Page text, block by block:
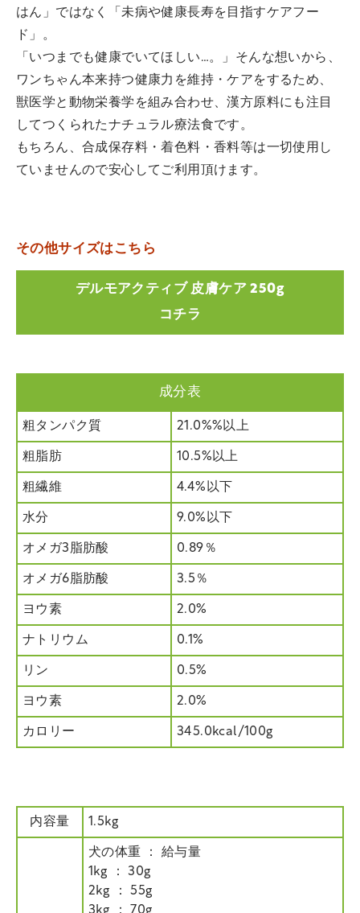
はん」ではなく「未病や健康長寿を目指すケアフー
ド」。
「いつまでも健康でいてほしい…。」そんな想いから、
ワンちゃん本来持つ健康力を維持・ケアをするため、
獣医学と動物栄養学を組み合わせ、漢方原料にも注目
してつくられたナチュラル療法食です。
もちろん、合成保存料・着色料・香料等は一切使用し
ていませんので安心してご利用頂けます。
その他サイズはこちら
デルモアクティブ 皮膚ケア 250g
コチラ
成分表
粗タンパク質 21.0%%以上
粗脂肪 10.5%以上
粗繊維 4.4%以下
水分 9.0%以下
オメガ3脂肪酸 0.89％
オメガ6脂肪酸 3.5％
ヨウ素 2.0%
ナトリウム 0.1%
リン 0.5%
ヨウ素 2.0%
カロリー 345.0kcal/100g
内容量 1.5kg
犬の体重 ： 給与量
1kg ： 30g
2kg ： 55g
3kg ： 70g